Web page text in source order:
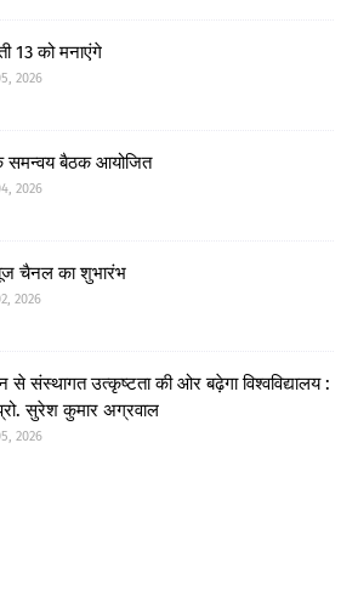
13 को मनाएंगे
2026
समन्वय बैठक आयोजित
2026
चैनल का शुभारंभ
2026
संस्थागत उत्कृष्टता की ओर बढ़ेगा विश्वविद्यालय :
सुरेश कुमार अग्रवाल
2026